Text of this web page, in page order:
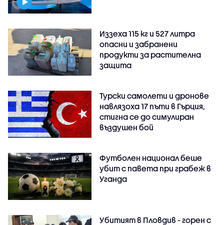
Иззеха 115 кг и 527 литра
опасни и забранени
продукти за растителна
защита
Турски самолети и дронове
навлязоха 17 пъти в Гърция,
стигна се до симулиран
въздушен бой
Футболен национал беше
убит с павета при грабеж в
Уганда
Убитият в Пловдив - горен с